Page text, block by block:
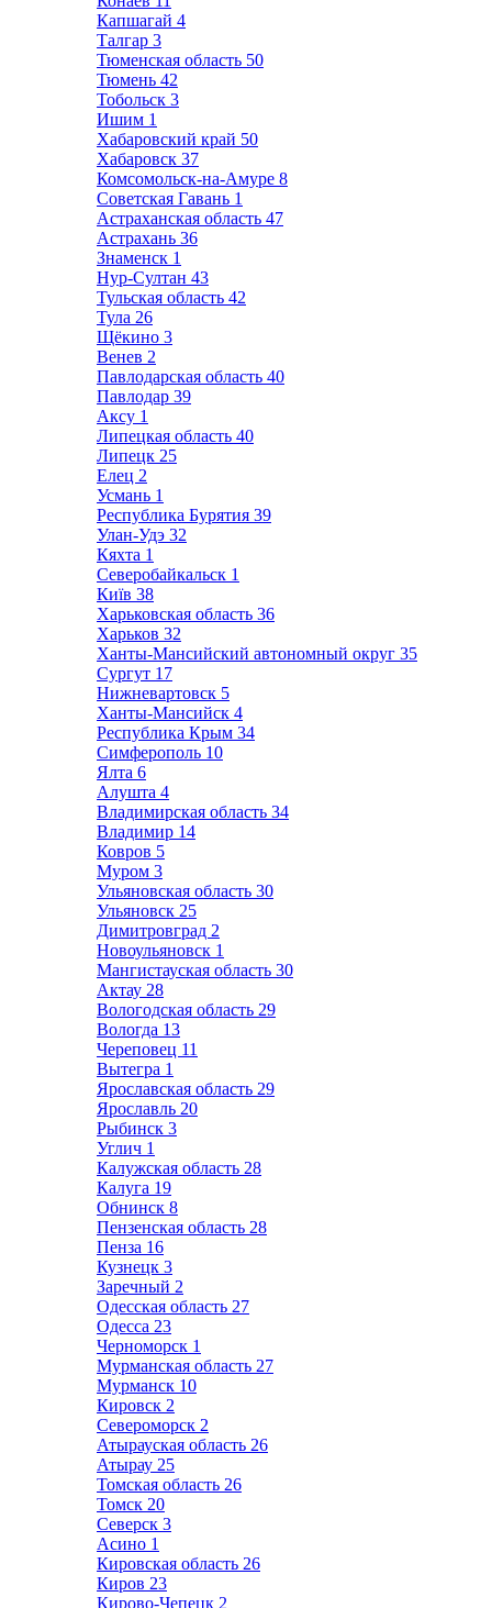
Капшагай 4
Талгар 3
Тюменская область 50
Тюмень 42
Тобольск 3
Ишим 1
Хабаровский край 50
Хабаровск 37
Комсомольск-на-Амуре 8
Советская Гавань 1
Астраханская область 47
Астрахань 36
Знаменск 1
Нур-Султан 43
Тульская область 42
Тула 26
Щёкино 3
Венев 2
Павлодарская область 40
Павлодар 39
Аксу 1
Липецкая область 40
Липецк 25
Елец 2
Усмань 1
Республика Бурятия 39
Улан-Удэ 32
Кяхта 1
Северобайкальск 1
Київ 38
Харьковская область 36
Харьков 32
Ханты-Мансийский автономный округ 35
Сургут 17
Нижневартовск 5
Ханты-Мансийск 4
Республика Крым 34
Симферополь 10
Ялта 6
Алушта 4
Владимирская область 34
Владимир 14
Ковров 5
Муром 3
Ульяновская область 30
Ульяновск 25
Димитровград 2
Новоульяновск 1
Мангистауская область 30
Актау 28
Вологодская область 29
Вологда 13
Череповец 11
Вытегра 1
Ярославская область 29
Ярославль 20
Рыбинск 3
Углич 1
Калужская область 28
Калуга 19
Обнинск 8
Пензенская область 28
Пенза 16
Кузнецк 3
Заречный 2
Одесская область 27
Одесса 23
Черноморск 1
Мурманская область 27
Мурманск 10
Кировск 2
Североморск 2
Атырауская область 26
Атырау 25
Томская область 26
Томск 20
Северск 3
Асино 1
Кировская область 26
Киров 23
Кирово-Чепецк 2